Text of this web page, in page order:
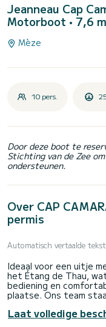
Jeanneau Cap
Motorboot • 7,6
Mèze
10 pers.
Door deze boot te
Stichting van de Zee
ondersteunen.
Over CAP
permis
Automatisch vertaalde tekst
Ideaal voor een uitje
het Étang de Thau,
bediening en
plaatse. Ons team
het besturen van deze
een Honda Vtech-
Laat volledige